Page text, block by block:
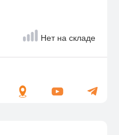
Нет на складе